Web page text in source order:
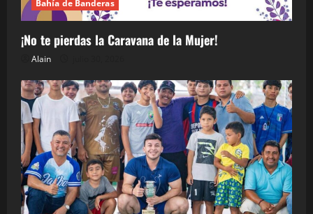
Bahía de Banderas
¡No te pierdas la Caravana de la Mujer!
Alain